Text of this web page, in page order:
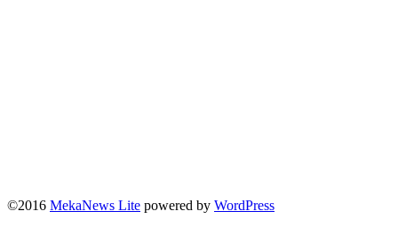
©2016 MekaNews Lite powered by WordPress